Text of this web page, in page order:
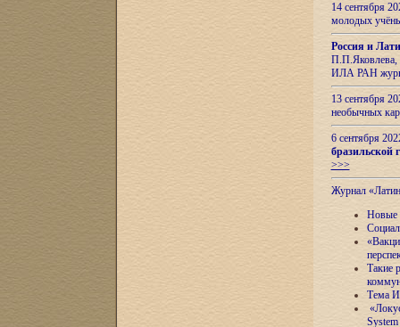
14 сентября
молодых
Россия и
П.П.Яковлева,
ИЛА РАН
13 сентября
необычных
6 сентября
бразильской
>>>
Журнал
Новые
Такие
Тема